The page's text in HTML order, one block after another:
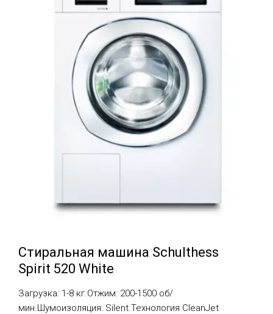
Стиральная машина Schulthess
Spirit 520 White
Загрузка: 1-8 кг.Отжим: 200-1500 об/
мин.Шумоизоляция: Silent.Технология CleanJet